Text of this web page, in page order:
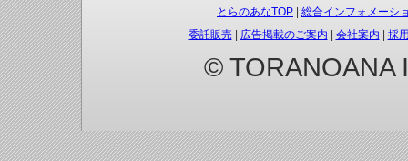
とらのあなTOP
総合インフォメーシ
委託販売| 広告掲載のご案内 会社案内 採
© TORANOANA